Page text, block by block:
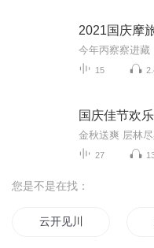
2021国庆摩
15
国庆佳节欢
27
您是不是在找：
云开见川